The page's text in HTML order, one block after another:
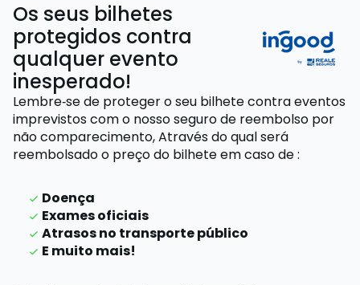
Os seus bilhetes
protegidos contra
qualquer evento
inesperado!
Lembre‑se de proteger o seu bilhete contra eventos
imprevistos com o nosso seguro de reembolso por
não comparecimento,Através do qual será
reembolsado o preço do bilheteem caso de:
Doença
Exames oficiais
Atrasos no transporte público
E muito mais!